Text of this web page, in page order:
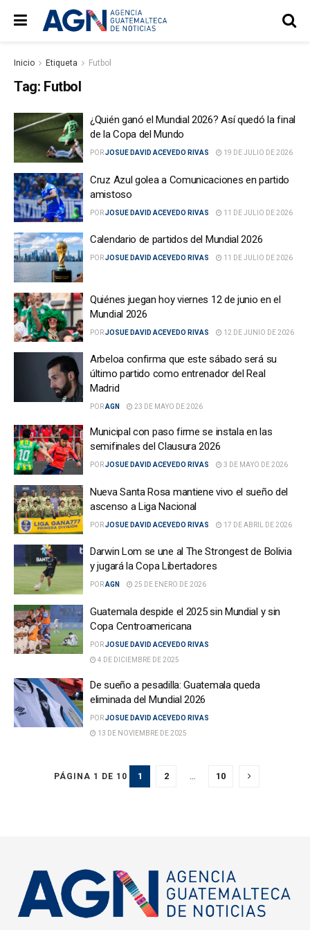
Inicio Etiqueta Futbol
Tag: Futbol
¿Quién ganó el Mundial 2026? Así quedó la final
de la Copa del Mundo
PORJOSUE DAVID ACEVEDO RIVAS 19 DE JULIO DE 2026
Cruz Azul golea a Comunicaciones en partido
amistoso
PORJOSUE DAVID ACEVEDO RIVAS 11 DE JULIO DE 2026
Calendario de partidos del Mundial 2026
PORJOSUE DAVID ACEVEDO RIVAS 11 DE JULIO DE 2026
Quiénes juegan hoy viernes 12 de junio en el
Mundial 2026
PORJOSUE DAVID ACEVEDO RIVAS 12 DE JUNIO DE 2026
Arbeloa confirma que este sábado será su
último partido como entrenador del Real
Madrid
PORAGN 23 DE MAYO DE 2026
Municipal con paso firme se instala en las
semifinales del Clausura 2026
PORJOSUE DAVID ACEVEDO RIVAS 3 DE MAYO DE 2026
Nueva Santa Rosa mantiene vivo el sueño del
ascenso a Liga Nacional
PORJOSUE DAVID ACEVEDO RIVAS 17 DE ABRIL DE 2026
Darwin Lom se une al The Strongest de Bolivia
y jugará la Copa Libertadores
PORAGN 25 DE ENERO DE 2026
Guatemala despide el 2025 sin Mundial y sin
Copa Centroamericana
PORJOSUE DAVID ACEVEDO RIVAS
4 DE DICIEMBRE DE 2025
De sueño a pesadilla: Guatemala queda
eliminada del Mundial 2026
PORJOSUE DAVID ACEVEDO RIVAS
13 DE NOVIEMBRE DE 2025
PÁGINA 1 DE 10 1 2 10